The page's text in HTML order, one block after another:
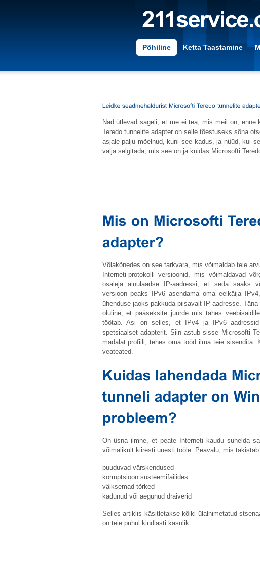
Põhiline Ketta Taastamine
Nad ütlevad sageli, et me ei tea, mis meil on, enne
Teredo tunnelite adapter on selle tõestuseks sõna
asjale palju mõelnud, kuni see kadus, ja nüüd, kui
välja selgitada, mis see on ja kuidas Microsofti
Võlakõnedes on see tarkvara, mis võimaldab teie
Interneti-protokolli versioonid, mis võimaldavad
osaleja ainulaadse IP-aadressi, et seda saaks
versioon peaks IPv6 asendama oma eelkäija
ühenduse jaoks pakkuda piisavalt IP-aadresse.
oluline, et pääseksite juurde mis tahes
töötab. Asi on selles, et IPv4 ja IPv6
spetsiaalset adapterit. Siin astub sisse Microsofti
madalat profiili, tehes oma tööd ilma teie sisendita.
veateated.
On üsna ilmne, et peate Interneti kaudu suhelda
võimalikult kiiresti uuesti tööle. Peavalu, mis
puuduvad värskendused
korruptsioon süsteemifailides
väiksemad tõrked
kadunud või aegunud draiverid
Selles artiklis käsitletakse kõiki ülalnimetatud
on teie puhul kindlasti kasulik.